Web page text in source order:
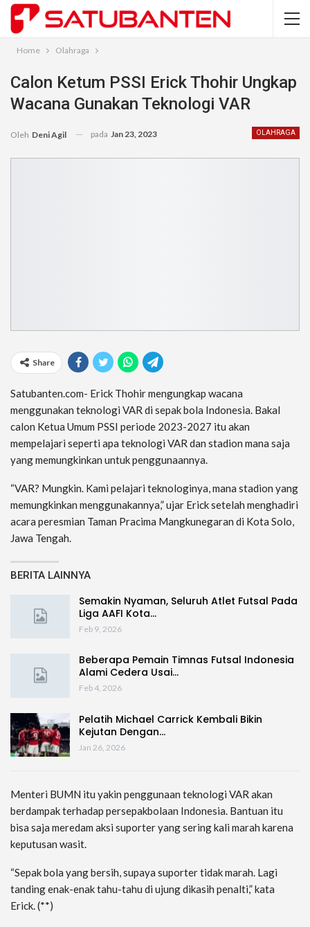
Home Olahraga
Calon Ketum PSSI Erick Thohir Ungkap
Wacana Gunakan Teknologi VAR
OLAHRAGA
Oleh Deni Agil pada Jan 23, 2023
Share
Satubanten.com- Erick Thohir mengungkap wacana
menggunakan teknologi VAR di sepak bola Indonesia. Bakal
calon Ketua Umum PSSI periode 2023-2027 itu akan
mempelajari seperti apa teknologi VAR dan stadion mana saja
yang memungkinkan untuk penggunaannya.
“VAR? Mungkin. Kami pelajari teknologinya, mana stadion yang
memungkinkan menggunakannya,” ujar Erick setelah menghadiri
acara peresmian Taman Pracima Mangkunegaran di Kota Solo,
Jawa Tengah.
BERITA LAINNYA
Semakin Nyaman, Seluruh Atlet Futsal Pada
Liga AAFI Kota…
Feb 9, 2026
Beberapa Pemain Timnas Futsal Indonesia
Alami Cedera Usai…
Feb 4, 2026
Pelatih Michael Carrick Kembali Bikin
Kejutan Dengan…
Jan 26, 2026
Menteri BUMN itu yakin penggunaan teknologi VAR akan
berdampak terhadap persepakbolaan Indonesia. Bantuan itu
bisa saja meredam aksi suporter yang sering kali marah karena
keputusan wasit.
“Sepak bola yang bersih, supaya suporter tidak marah. Lagi
tanding enak-enak tahu-tahu di ujung dikasih penalti,” kata
Erick. (**)